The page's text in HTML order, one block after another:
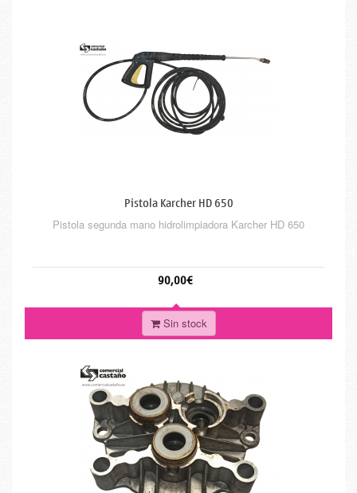
Pistola Karcher HD 650
Pistola segunda mano hidrolimpiadora Karcher HD 650
90,00€
Sin stock